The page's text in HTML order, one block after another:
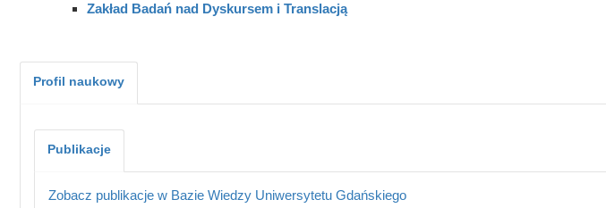
Zakład Badań nad Dyskursem i Translacją
Profil naukowy
Publikacje
Zobacz publikacje w Bazie Wiedzy Uniwersytetu Gdańskiego